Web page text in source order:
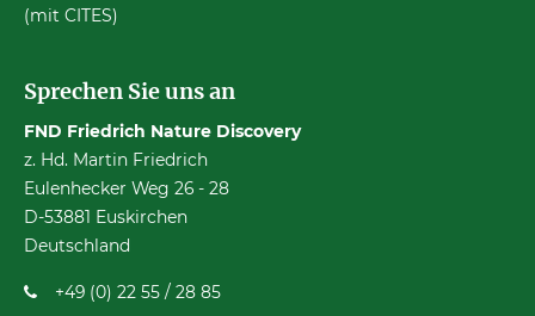
(mit CITES)
Sprechen Sie uns an
FND Friedrich Nature Discovery
z. Hd. Martin Friedrich
Eulenhecker Weg 26 - 28
D-53881 Euskirchen
Deutschland
+49 (0) 22 55 / 28 85